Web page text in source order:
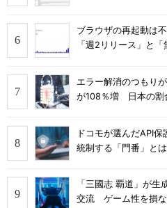
ブラウザの再起動は
「週2リリース」と「
エラー解消のつもり
が108％増 日本の割
ドコモが選んだAPI
統制する「門番」とは
「三國志 覇道」が
交流 ゲーム性を損な